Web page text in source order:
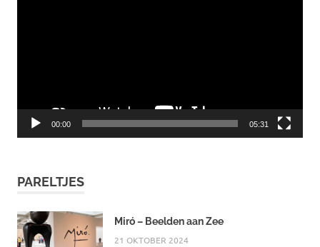
00:00 05:31
PARELTJES
Miró – Beelden aan Zee
21 OKTOBER 2024